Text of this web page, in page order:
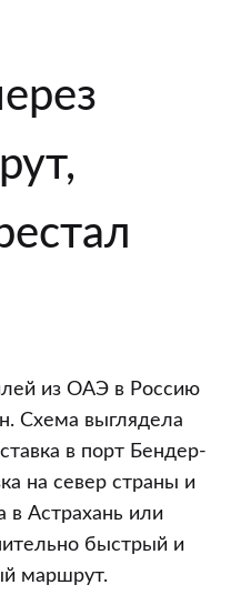
из ОАЭ в Россию
Схема выглядела
в порт Бендер-
на север страны и
в Астрахань или
быстрый и
маршрут.